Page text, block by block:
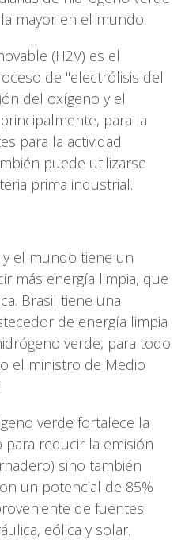
mayor en el mundo.
(H2V) es el
de "electrólisis del
del oxígeno y el
para la
para la actividad
puede utilizarse
prima industrial.
el mundo tiene un
más energía limpia, que
Brasil tiene una
de energía limpia
verde, para todo
el ministro de Medio
verde fortalece la
reducir la emisión
sino también
un potencial de 85%
de fuentes
eólica y solar.